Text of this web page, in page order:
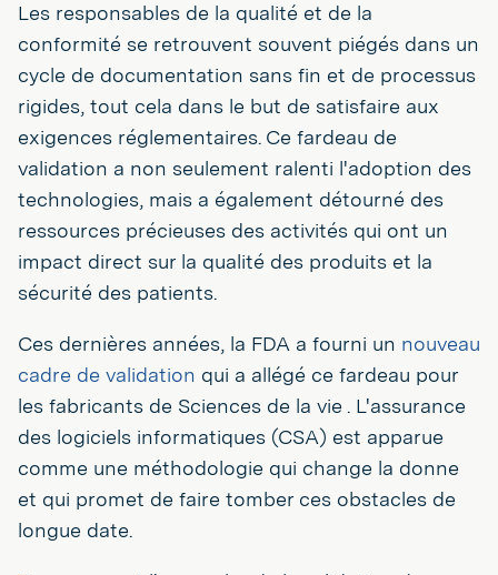
Les responsables de la qualité et de la
conformité se retrouvent souvent piégés dans un
cycle de documentation sans fin et de processus
rigides, tout cela dans le but de satisfaire aux
exigences réglementaires. Ce fardeau de
validation a non seulement ralenti l'adoption des
technologies, mais a également détourné des
ressources précieuses des activités qui ont un
impact direct sur la qualité des produits et la
sécurité des patients.
Ces dernières années, la FDA a fourni un nouveau
cadre de validation qui a allégé ce fardeau pour
les fabricants de Sciences de la vie . L'assurance
des logiciels informatiques (CSA) est apparue
comme une méthodologie qui change la donne
et qui promet de faire tomber ces obstacles de
longue date.